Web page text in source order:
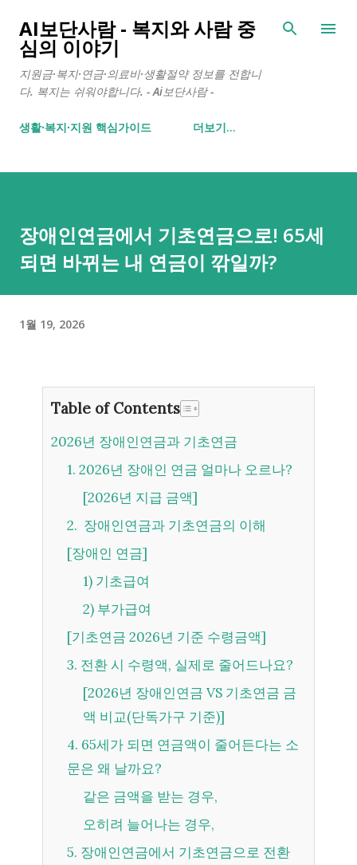
기본 콘텐츠로 건너뛰기
AI보단사람 - 복지와 사람 중
심의 이야기
지원금·복지·연금·의료비·생활절약 정보를 전합니
다. 복지는 쉬워야합니다. - Ai보단사람 -
생활∙복지∙지원 핵심가이드 더보기…
장애인연금에서 기초연금으로! 65세
되면 바뀌는 내 연금이 깎일까?
1월 19, 2026
Table of Contents
2026년 장애인연금과 기초연금
1. 2026년 장애인 연금 얼마나 오르나?
[2026년 지급 금액]
2. 장애인연금과 기초연금의 이해
[장애인 연금]
1) 기초급여
2) 부가급여
[기초연금 2026년 기준 수령금액]
3. 전환 시 수령액, 실제로 줄어드나요?
[2026년 장애인연금 VS 기초연금 금
액 비교(단독가구 기준)]
4. 65세가 되면 연금액이 줄어든다는 소
문은 왜 날까요?
같은 금액을 받는 경우,
오히려 늘어나는 경우,
5. 장애인연금에서 기초연금으로 전환